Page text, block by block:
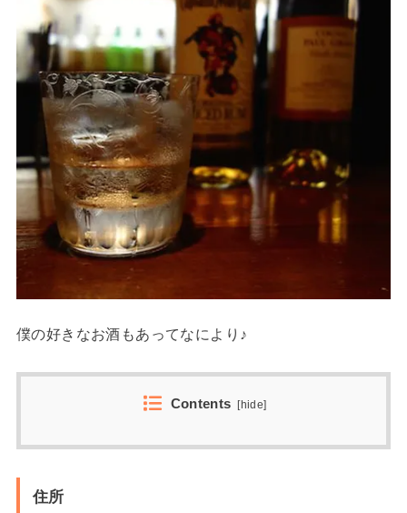
僕の好きなお酒もあってなにより♪
Contents [hide]
住所